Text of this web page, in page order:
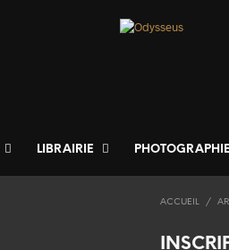
LIBRAIRIE PHOTOGRAPHIE
ACCUEIL /